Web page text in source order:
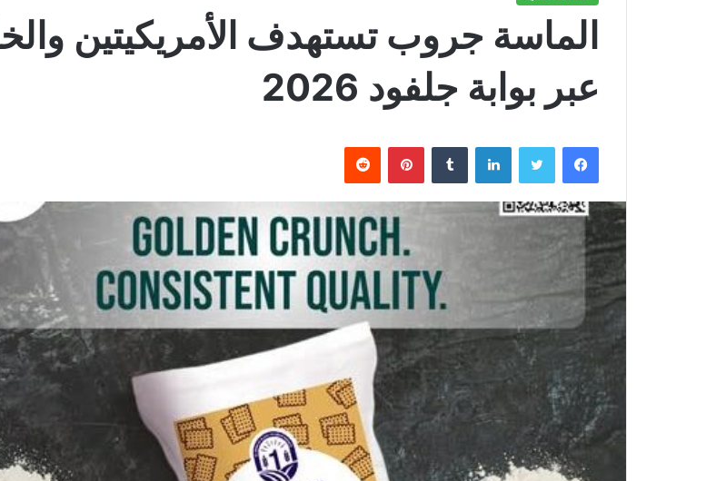
الماسة جروب تستهدف الأمريكيتين
عبر بوابة جلفود 2026
فيسبوك تويتر لينكدإن بينتيريست